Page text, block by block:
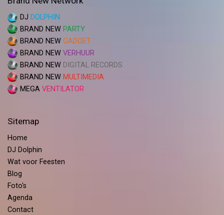
DJ DOLPHIN
BRAND NEW PARTY
BRAND NEW GADGET
BRAND NEW VERHUUR
BRAND NEW DIGITAL RECORDS
BRAND NEW MULTIMEDIA
MEGA VENTILATOR
Sitemap
Home
DJ Dolphin
Wat voor Feesten
Blog
Foto's
Agenda
Contact